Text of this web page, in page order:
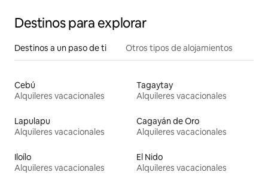
Destinos para explorar
Destinos a un paso de ti Otros tipos de alojamientos
Cebú
Alquileres vacacionales
Tagaytay
Alquileres vacacionales
Lapulapu
Alquileres vacacionales
Cagayán de Oro
Alquileres vacacionales
Iloílo
Alquileres vacacionales
El Nido
Alquileres vacacionales